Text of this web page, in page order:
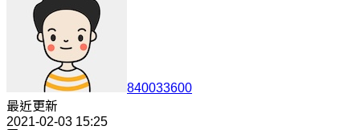
840033600
最近更新
2021-02-03 15:25